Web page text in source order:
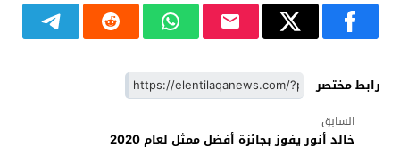
رابط مختصر
السابق
خالد أنور يفوز بجائزة أفضل ممثل لعام 2020